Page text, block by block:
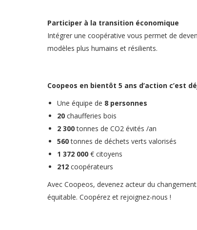
Participer à la transition économique
Intégrer une coopérative vous permet de
modèles plus humains et résilients.
Coopeos en bientôt 5 ans d’action c’est
Une équipe de 8 personnes
20 chaufferies bois
2 300tonnes de CO2 évités /an
560tonnes de déchets verts valorisés
1 372 000 € citoyens
212 coopérateurs
Avec Coopeos, devenez acteur du
équitable. Coopérez et rejoignez-nous !